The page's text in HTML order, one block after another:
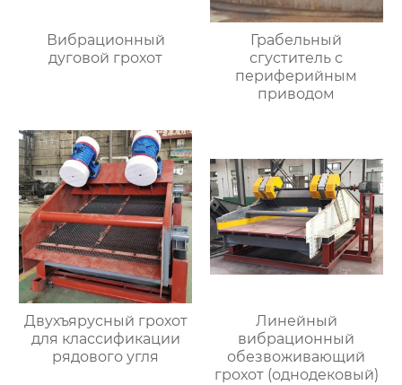
Вибрационный
дуговой грохот
Грабельный
сгуститель с
периферийным
приводом
Двухъярусный грохот
для классификации
рядового угля
Линейный
вибрационный
обезвоживающий
грохот (однодековый)